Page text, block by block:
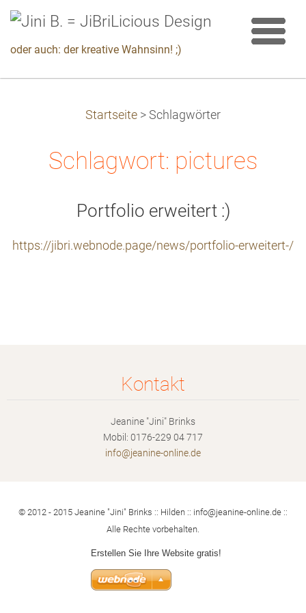
oder auch: der kreative Wahnsinn! ;)
Startseite > Schlagwörter
Schlagwort: pictures
Portfolio erweitert :)
https://jibri.webnode.page/news/portfolio-erweitert-/
Kontakt
Jeanine "Jini" Brinks
Mobil: 0176-229 04 717
info@jeanine-onl ine.de
© 2012 - 2015 Jeanine "Jini" Brinks :: Hilden :: info@jeanine-online.de ::
Alle Rechte vorbehalten.
Erstellen Sie Ihre Website gratis!